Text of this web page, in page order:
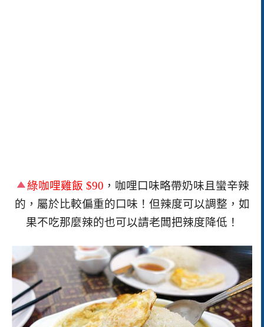
綠咖哩雞飯 $90 ，咖哩口味略帶奶味且蠻辛辣
的，屬於比較偏重的口味！但辣度可以調整，如
果不吃那麼辣的也可以請老闆把辣度降低！